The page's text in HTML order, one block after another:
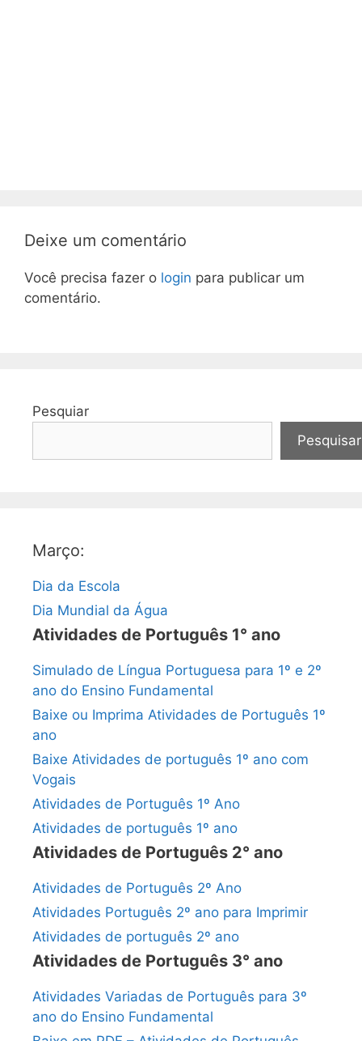
Deixe um comentário
Você precisa fazer o login para publicar um
comentário.
Pesquiar
Pesquisar
Março:
Dia da Escola
Dia Mundial da Água
Atividades de Português 1° ano
Simulado de Língua Portuguesa para 1º e 2º
ano do Ensino Fundamental
Baixe ou Imprima Atividades de Português 1º
ano
Baixe Atividades de português 1º ano com
Vogais
Atividades de Português 1º Ano
Atividades de português 1º ano
Atividades de Português 2° ano
Atividades de Português 2º Ano
Atividades Português 2º ano para Imprimir
Atividades de português 2º ano
Atividades de Português 3° ano
Atividades Variadas de Português para 3º
ano do Ensino Fundamental